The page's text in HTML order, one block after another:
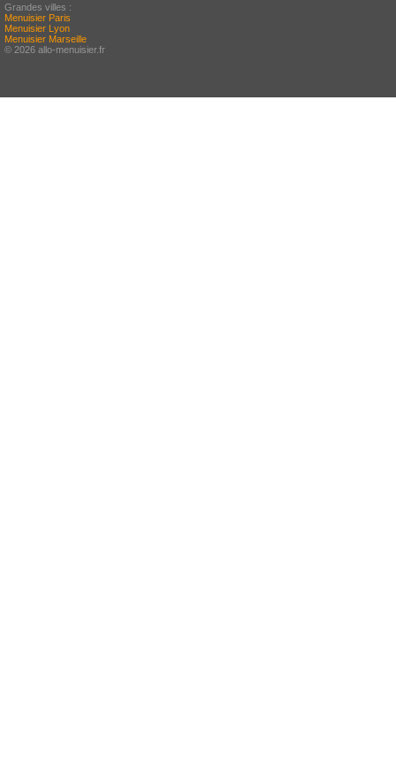
Grandes villes :
Menuisier Paris
Menuisier Lyon
Menuisier Marseille
© 2026 allo-menuisier.fr